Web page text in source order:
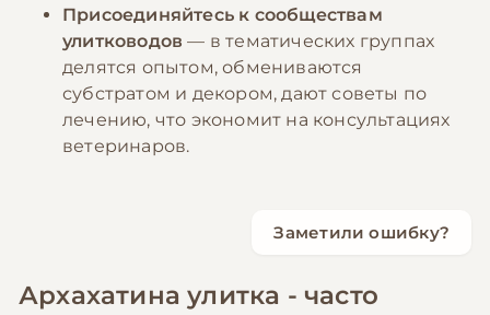
Присоединяйтесь к сообществам
улитководов — в тематических группах
делятся опытом, обмениваются
субстратом и декором, дают советы по
лечению, что экономит на консультациях
ветеринаров.
Заметили ошибку?
Архахатина улитка - часто